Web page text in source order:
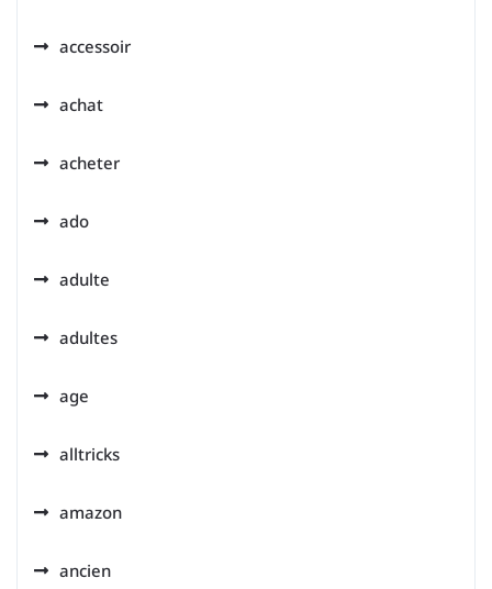
accessoir
achat
acheter
ado
adulte
adultes
age
alltricks
amazon
ancien